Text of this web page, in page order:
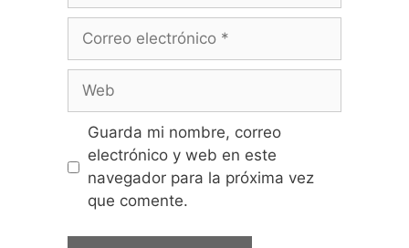
Guarda mi nombre, correo
electrónico y web en este
navegador para la próxima vez
que comente.